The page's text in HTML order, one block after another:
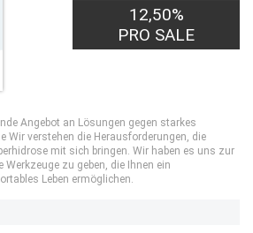
12,50%
PRO SALE
Angebot an Lösungen gegen starkes
Wir verstehen die Herausforderungen, die
mit sich bringen. Wir haben es uns zur
zu geben, die Ihnen ein
Leben ermöglichen.